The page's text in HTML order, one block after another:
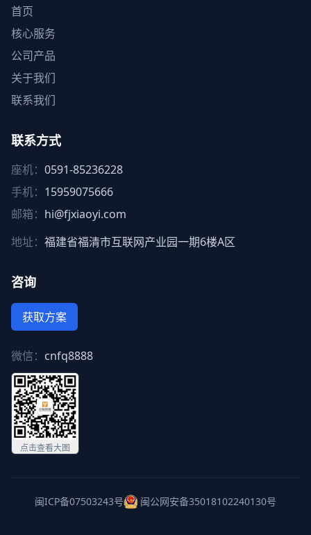
首页
核心服务
公司产品
关于我们
联系我们
联系方式
座机： 0591-85236228
手机： 15959075666
邮箱： hi@fjxiaoyi.com
地址： 福建省福清市互联网产业园一期6楼A区
咨询
获取方案
微信： cnfq8888
点击查看大图
闽ICP备07503243号 闽公网安备35018102240130号